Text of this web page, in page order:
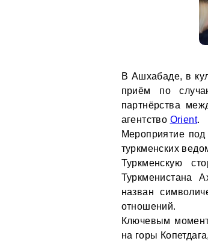
В Ашхабаде, в
приём по
партнёрства
агентство Orient.
Мероприятие
туркменских
Туркменскую
Туркменистана
назван
отношений.
Ключевым
на горы